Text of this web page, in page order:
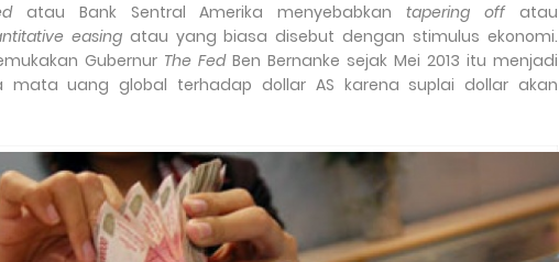
atau Bank Sentral Amerikamenyebabkan tapering offatau
easingatau yang biasa disebut dengan stimulus ekonomi.
Gubernur The Fed Ben Bernanke sejak Mei 2013 itu menjadi
mata uang global terhadap dollar AS karena suplai dollar akan